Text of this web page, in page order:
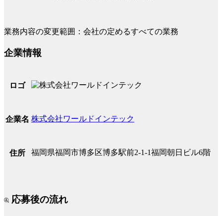
業務内容の変更範囲：会社の定めるすべての業務
企業情報
ロゴ
企業名 株式会社ワールドインテック
住所 福岡県福岡市博多区博多駅前2-1-1福岡朝日ビル6階
応募後の流れ